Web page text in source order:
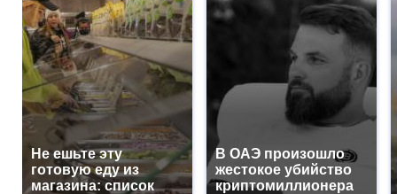
Не ешьте эту
готовую еду из
магазина: список
В ОАЭ произошло
жестокое убийство
криптомиллионера